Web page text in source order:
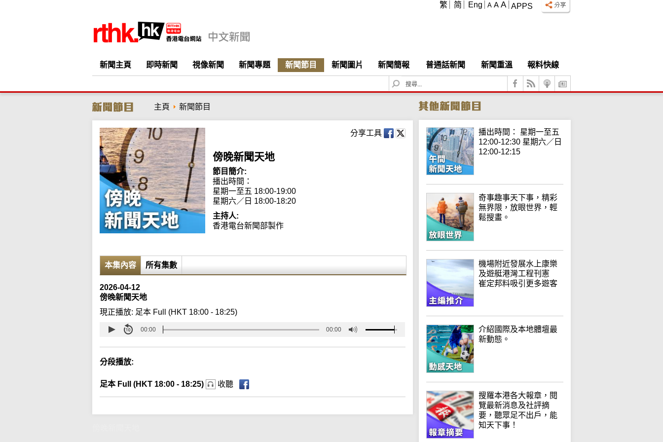
APPS
A A A
繁 简 Eng
新聞主頁 即時新聞 視像新聞 新聞專題 新聞節目 新聞圖片 新聞簡報 普通話新聞 新聞重溫
報料快線
S
e
c
h
主頁 新聞節目
分享工具
傍晚新聞天地
節目簡介:
播出時間：
星期一至五 18:00-19:00
星期六／日 18:00-18:20
主持人:
香港電台新聞部製作
本集內容 所有集數
2026-04-12
傍晚新聞天地
現正播放: 足本 Full (HKT 18:00 - 18:25)
00:00 00:00
分段播放:
足本 Full (HKT 18:00 - 18:25) 收聽
播出時間： 星期一至五
12:00-12:30 星期六／日
12:00-12:15
奇事趣事天下事，精彩
無界限，放眼世界，輕
鬆搜畫。
機場附近發展水上康樂
及遊艇港灣工程刊憲
崔定邦料吸引更多遊客
介紹國際及本地體壇最
新動態。
搜羅本港各大報章，閱
覽最新消息及社評摘
要，聽眾足不出戶，能
知天下事！